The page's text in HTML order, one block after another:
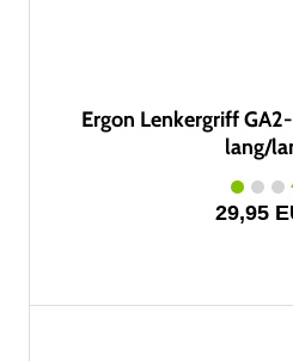
Ergon Lenkergriff
lang/
29,95